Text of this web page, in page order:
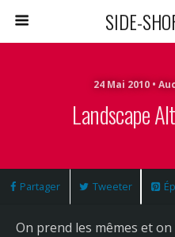
SIDE-
24 Mai 2010 •
Landscape
Partager Tweeter
On prend les mêmes et